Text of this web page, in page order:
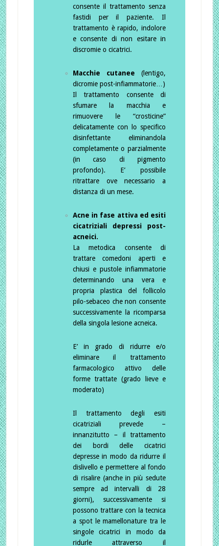
consente il trattamento senza
fastidi per il paziente. Il
trattamento è rapido, indolore
e consente di non esitare in
discromie o cicatrici.
Macchie cutanee(lentigo,
dicromie post-infiammatorie…)
Il trattamento consente di
sfumare la macchia e
rimuovere le “crosticine”
delicatamente con lo specifico
disinfettante eliminandola
completamente o parzialmente
(in caso di pigmento
profondo). E’ possibile
ritrattare ove necessario a
distanza di un mese.
Acne in fase attiva ed esiti
cicatriziali depressi post-
acneici.
La metodica consente di
trattare comedoni aperti e
chiusi e pustole infiammatorie
determinando una vera e
propria plastica del follicolo
pilo-sebaceo che non consente
successivamente la ricomparsa
della singola lesione acneica.
E’ in grado di ridurre e/o
eliminare il trattamento
farmacologico attivo delle
forme trattate (grado lieve e
moderato)
Il trattamento degli esiti
cicatriziali prevede –
innanzitutto – il trattamento
dei bordi delle cicatrici
depresse in modo da ridurre il
dislivello e permettere al fondo
di risalire (anche in più sedute
sempre ad intervalli di 28
giorni), successivamente si
possono trattare con la tecnica
a spot le mamellonature tra le
singole cicatrici in modo da
ridurle attraverso il